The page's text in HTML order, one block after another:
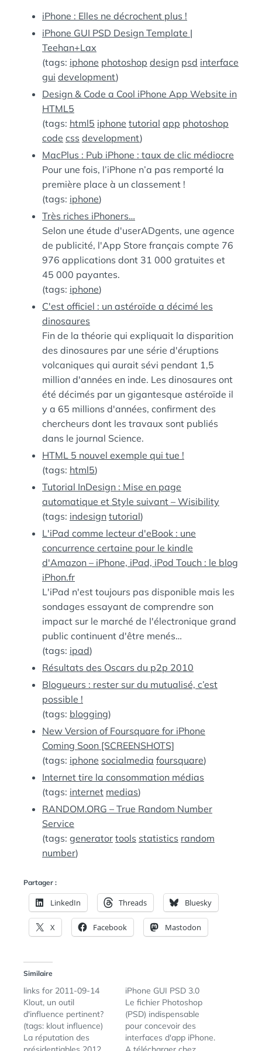
iPhone : Elles ne décrochent plus !
iPhone GUI PSD Design Template |
Teehan+Lax
(tags: iphone photoshop design psd interface
gui development)
Design & Code a Cool iPhone App Website in
HTML5
(tags: html5 iphone tutorial app photoshop
code css development)
MacPlus : Pub iPhone : taux de clic médiocre
Pour une fois, l’iPhone n’a pas remporté la
première place à un classement !
(tags: iphone)
Très riches iPhoners…
Selon une étude d'userADgents, une agence
de publicité, l'App Store français compte 76
976 applications dont 31 000 gratuites et
45 000 payantes.
(tags: iphone)
C'est officiel : un astéroïde a décimé les
dinosaures
Fin de la théorie qui expliquait la disparition
des dinosaures par une série d'éruptions
volcaniques qui aurait sévi pendant 1,5
million d'années en inde. Les dinosaures ont
été décimés par un gigantesque astéroïde il
y a 65 millions d'années, confirment des
chercheurs dont les travaux sont publiés
dans le journal Science.
HTML 5 nouvel exemple qui tue !
(tags: html5)
Tutorial InDesign : Mise en page
automatique et Style suivant – Wisibility
(tags: indesign tutorial)
L'iPad comme lecteur d'eBook : une
concurrence certaine pour le kindle
d'Amazon – iPhone, iPad, iPod Touch : le blog
iPhon.fr
L'iPad n'est toujours pas disponible mais les
sondages essayant de comprendre son
impact sur le marché de l'électronique grand
public continuent d'être menés…
(tags: ipad)
Résultats des Oscars du p2p 2010
Blogueurs : rester sur du mutualisé, c’est
possible !
(tags: blogging)
New Version of Foursquare for iPhone
Coming Soon [SCREENSHOTS]
(tags: iphone socialmedia foursquare)
Internet tire la consommation médias
(tags: internet medias)
RANDOM.ORG – True Random Number
Service
(tags: generator tools statistics random
number)
Partager :
LinkedIn Threads Bluesky
X Facebook Mastodon
Similaire
links for 2011-09-14
Klout, un outil
d'influence pertinent?
(tags: klout influence)
La réputation des
iPhone GUI PSD 3.0
Le fichier Photoshop
(PSD) indispensable
pour concevoir des
interfaces d'app iPhone.